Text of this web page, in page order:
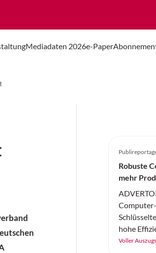
Mediadaten 2026e-Paper
Robuste
mehr
hohe
Voller